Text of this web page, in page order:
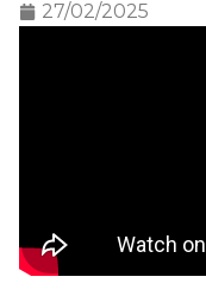
27/02/2025